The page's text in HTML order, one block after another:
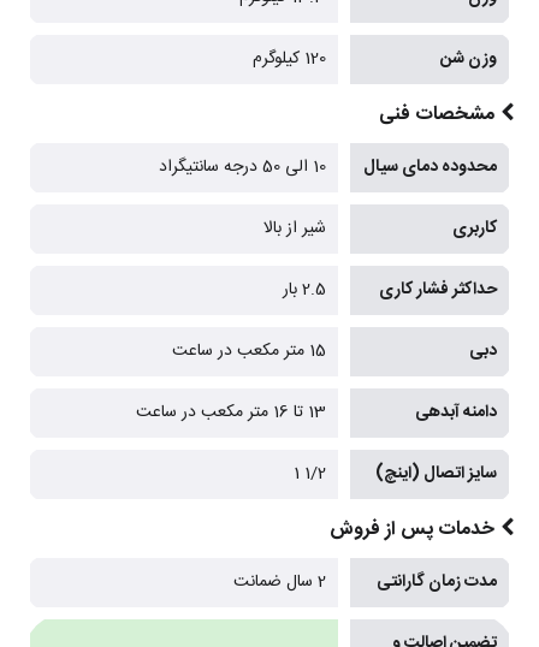
وزن شن 120 کیلوگرم
مشخصات فنی
محدوده دمای سیال 10 الی 50 درجه سانتیگراد
کاربری شیر از بالا
حداکثر فشار کاری 2.5 بار
دبی 15 متر مکعب در ساعت
دامنه آبدهی 13 تا 16 متر مکعب در ساعت
سایز اتصال (اینچ) 1/2 1
خدمات پس از فروش
مدت زمان گارانتی 2 سال ضمانت